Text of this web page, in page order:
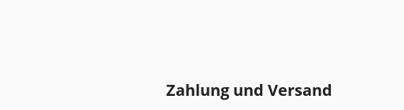
Zahlung und Versand